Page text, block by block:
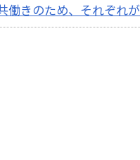
働きのため、それぞれ